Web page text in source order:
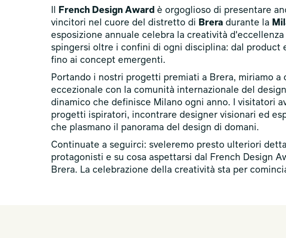
French Design Award è orgoglioso di presentare
vincitori nel cuore del distretto di
Brera durante la
esposizione annuale celebra la creatività
spingersi oltre i confini di ogni disciplina: dal product
fino ai concept emergenti.
Portando i nostri progetti premiati a Brera, miriamo a
eccezionale con la comunità internazionale del
dinamico che definisce Milano ogni anno. I visitatori
progetti ispiratori, incontrare designer visionari ed
che plasmano il panorama del design di domani.
Continuate a seguirci: sveleremo presto ulteriori
protagonisti e su cosa aspettarsi dal French Design
Brera. La celebrazione della creatività sta per